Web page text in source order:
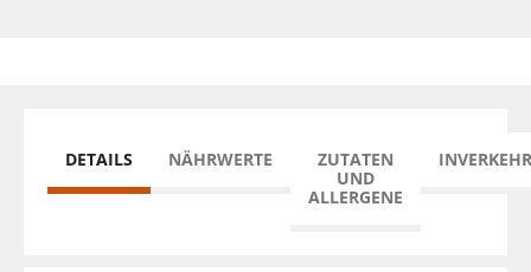
DETAILS NÄHRWERTE
ZUTATEN
UND
ALLERGENE